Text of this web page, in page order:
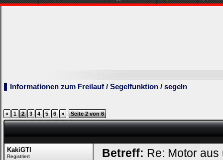
Informationen zum Freilauf / Segelfunktion / segeln
« 1 2 3 4 5 6 » Seite 2 von 6
KakiGTI
Registriert Betreff: Re: Motor